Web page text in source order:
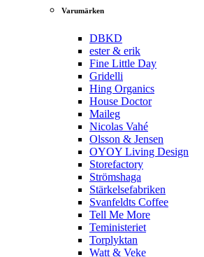
Varumärken
DBKD
ester & erik
Fine Little Day
Gridelli
Hing Organics
House Doctor
Maileg
Nicolas Vahé
Olsson & Jensen
OYOY Living Design
Storefactory
Strömshaga
Stärkelsefabriken
Svanfeldts Coffee
Tell Me More
Teministeriet
Torplyktan
Watt & Veke